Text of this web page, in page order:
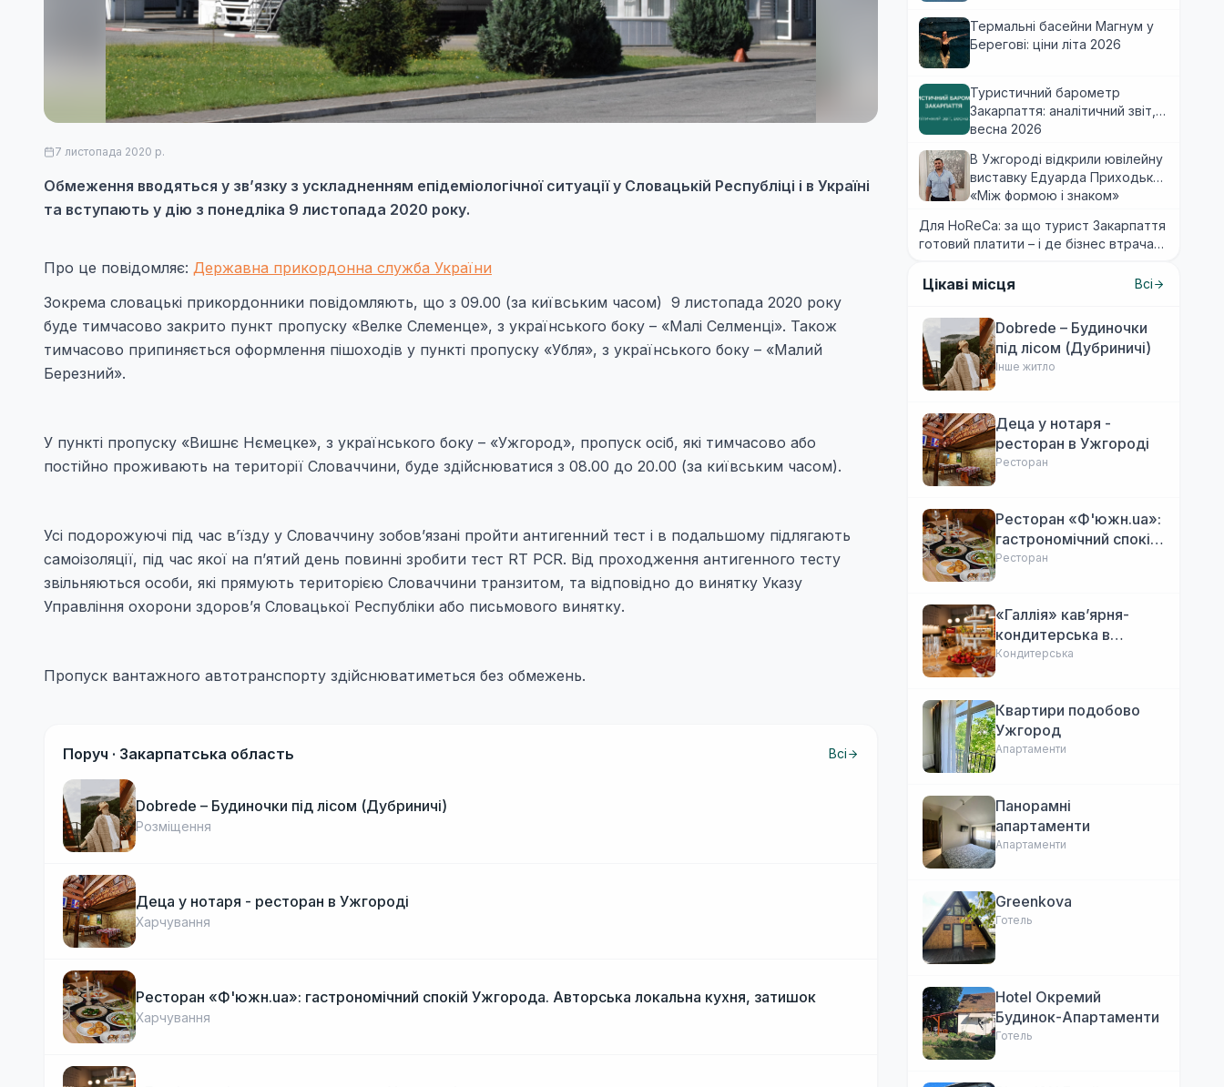
7 листопада 2020 р.
Обмеження вводяться у зв’язку з ускладненням епідеміологічної ситуації у Словацькій Республіці і в Україні
та вступають у дію з понедліка 9 листопада 2020 року.
Про це повідомляє: Державна прикордонна служба України
Зокрема словацькі прикордонники повідомляють, що з 09.00 (за київським часом) 9 листопада 2020 року
буде тимчасово закрито пункт пропуску «Велке Слеменце», з українського боку – «Малі Селменці». Також
тимчасово припиняється оформлення пішоходів у пункті пропуску «Убля», з українського боку – «Малий
Березний».
У пункті пропуску «Вишнє Нємецке», з українського боку – «Ужгород», пропуск осіб, які тимчасово або
постійно проживають на території Словаччини, буде здійснюватися з 08.00 до 20.00 (за київським часом).
Усі подорожуючі під час в’їзду у Словаччину зобов’язані пройти антигенний тест і в подальшому підлягають
самоізоляції, під час якої на п’ятий день повинні зробити тест RT PCR. Від проходження антигенного тесту
звільняються особи, які прямують територією Словаччини транзитом, та відповідно до винятку Указу
Управління охорони здоров’я Словацької Республіки або письмового винятку.
Пропуск вантажного автотранспорту здійснюватиметься без обмежень.
Поруч · Закарпатська область Всі
Dobrede – Будиночки під лісом (Дубриничі)
Розміщення
Деца у нотаря - ресторан в Ужгороді
Харчування
Ресторан «Ф'южн.ua»: гастрономічний спокій Ужгорода. Авторська локальна кухня, затишок
Харчування
Термальні басейни Магнум у
Берегові: ціни літа 2026
Туристичний барометр
Закарпаття: аналітичний звіт,
весна 2026
В Ужгороді відкрили ювілейну
виставку Едуарда Приходька
«Між формою і знаком»
Для HoReCa: за що турист Закарпаття
готовий платити – і де бізнес втрачає
Цікаві місця Всі
Dobrede – Будиночки
під лісом (Дубриничі)
Інше житло
Деца у нотаря -
ресторан в Ужгороді
Ресторан
Ресторан «Ф'южн.ua»:
гастрономічний спокій
Ужгорода. Авторська
Ресторан
«Галлія» кав’ярня-
кондитерська в
Ужгороді
Кондитерська
Квартири подобово
Ужгород
Апартаменти
Панорамні
апартаменти
Апартаменти
Greenkova
Готель
Hotel Окремий
Будинок-Апартаменти
Готель